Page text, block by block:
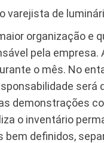
varejista de
organização e
pela empresa.
o mês. No
será
demonstrações
o inventário
definidos,